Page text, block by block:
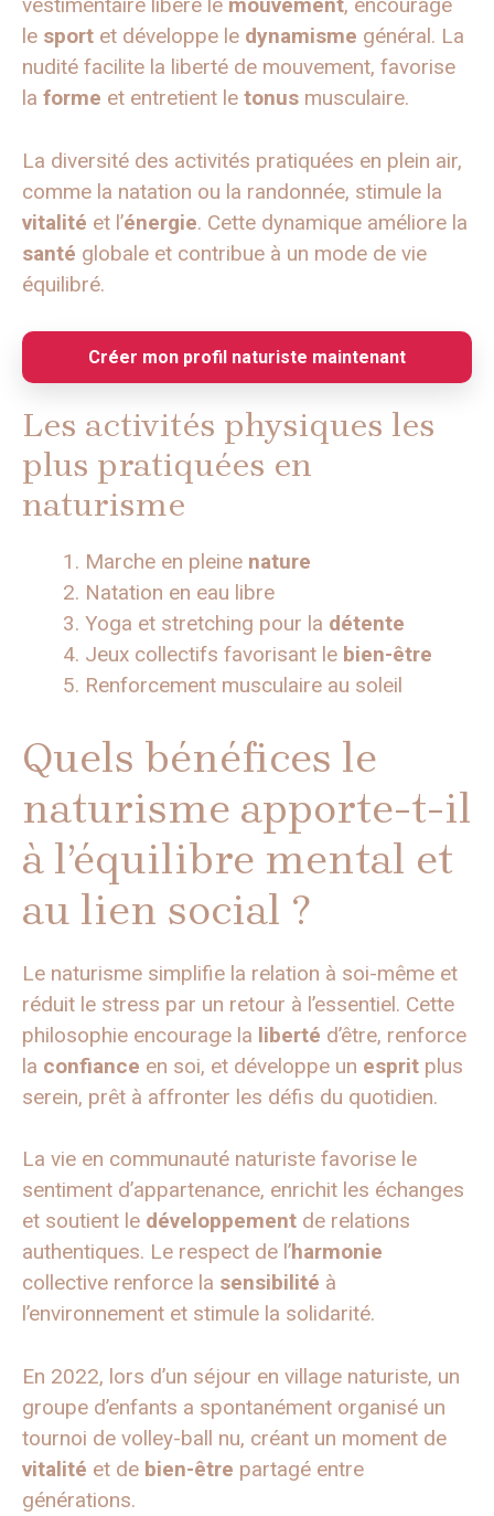
vestimentaire libère le mouvement, encourage
le sport et développe le dynamisme général. La
nudité facilite la liberté de mouvement, favorise
la forme et entretient le tonus musculaire.
La diversité des activités pratiquées en plein air,
comme la natation ou la randonnée, stimule la
vitalité et l’énergie. Cette dynamique améliore la
santé globale et contribue à un mode de vie
équilibré.
Créer mon profil naturiste maintenant
Les activités physiques les
plus pratiquées en
naturisme
Marche en pleine nature
Natation en eau libre
Yoga et stretching pour la détente
Jeux collectifs favorisant le bien-être
Renforcement musculaire au soleil
Quels bénéfices le
naturisme apporte-t-il
à l’équilibre mental et
au lien social ?
Le naturisme simplifie la relation à soi-même et
réduit le stress par un retour à l’essentiel. Cette
philosophie encourage la liberté d’être, renforce
la confiance en soi, et développe un esprit plus
serein, prêt à affronter les défis du quotidien.
La vie en communauté naturiste favorise le
sentiment d’appartenance, enrichit les échanges
et soutient le développement de relations
authentiques. Le respect de l’harmonie
collective renforce la sensibilité à
l’environnement et stimule la solidarité.
En 2022, lors d’un séjour en village naturiste, un
groupe d’enfants a spontanément organisé un
tournoi de volley-ball nu, créant un moment de
vitalité et de bien-être partagé entre
générations.